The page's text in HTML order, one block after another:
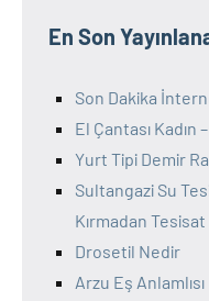
En Son
Son Dakika
El Çantası Kadın
Yurt Tipi Demir
Sultangazi Su
Kırmadan
Drosetil Nedir
Arzu Eş Anlamlısı